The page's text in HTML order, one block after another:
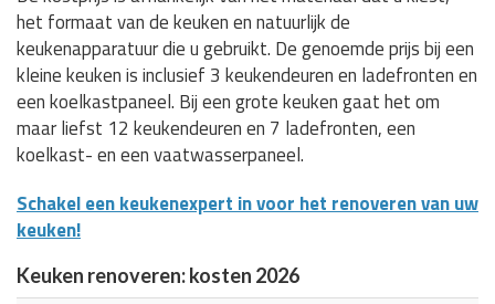
het formaat van de keuken en natuurlijk de
keukenapparatuur die u gebruikt. De genoemde prijs bij een
kleine keuken is inclusief 3 keukendeuren en ladefronten en
een koelkastpaneel. Bij een grote keuken gaat het om
maar liefst 12 keukendeuren en 7 ladefronten, een
koelkast- en een vaatwasserpaneel.
Schakel een keukenexpert in voor het renoveren van uw
keuken!
Keuken renoveren: kosten 2026